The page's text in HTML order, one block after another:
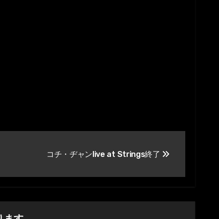
コチ・ヂャンlive at Strings終了